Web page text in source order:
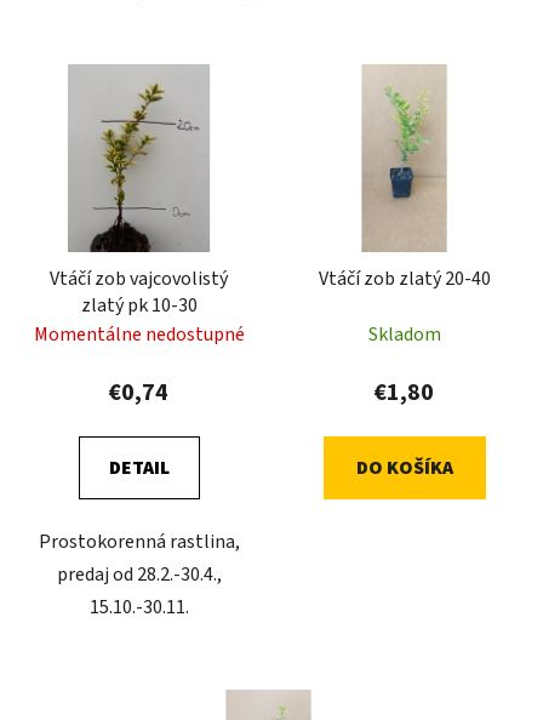
Vtáčí zob vajcovolistý
zlatý pk 10-30
Momentálne nedostupné
€0,74
DETAIL
Prostokorenná rastlina,
predaj od 28.2.-30.4.,
15.10.-30.11.
Vtáčí zob zlatý 20-40
Skladom
€1,80
DO KOŠÍKA